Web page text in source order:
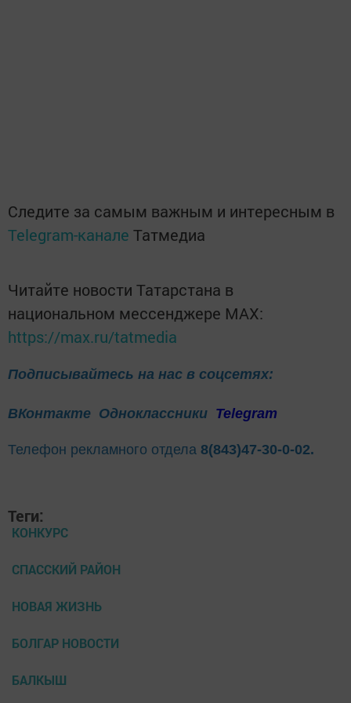
Следите за самым важным и интересным в
Telegram-канале Татмедиа
Читайте новости Татарстана в
национальном мессенджере MАХ:
https://max.ru/tatmedia
Подписывайтесь на нас в соцсетях:
ВКонтакте Одноклассники Telegram
Телефон рекламного отдела 8(843)47-30-0-02.
Теги:
КОНКУРС
СПАССКИЙ РАЙОН
НОВАЯ ЖИЗНЬ
БОЛГАР НОВОСТИ
БАЛКЫШ